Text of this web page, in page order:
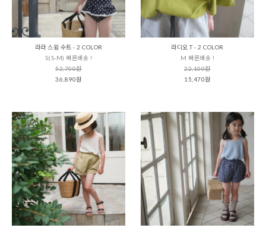
라라 스윔 수트 - 2 COLOR
S(S-M) 빠른배송 !
52,700원
36,890원
라디오 T - 2 COLOR
M 빠른배송 !
22,100원
15,470원